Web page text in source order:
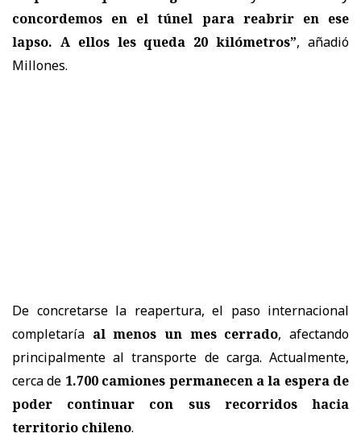
concordemos en el túnel para reabrir en ese
lapso. A ellos les queda 20 kilómetros”, añadió
Millones.
De concretarse la reapertura, el paso internacional
completaría al menos un mes cerrado, afectando
principalmente al transporte de carga. Actualmente,
cerca de 1.700 camiones permanecen a la espera de
poder continuar con sus recorridos hacia
territorio chileno.